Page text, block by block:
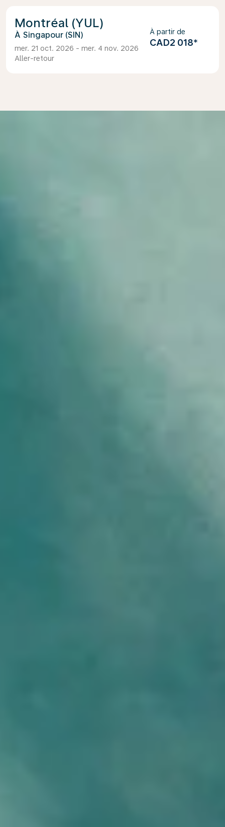
Montréal (YUL)
Singapour (SIN)
mer. 21 oct. 2026 - mer. 4 nov. 2026
Aller-retour
À partir de
CAD2 018*